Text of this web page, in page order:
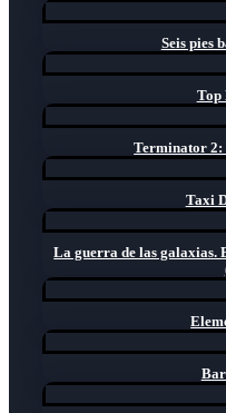
Seis pies
Top
Terminator
Taxi
La guerra de las galaxias.